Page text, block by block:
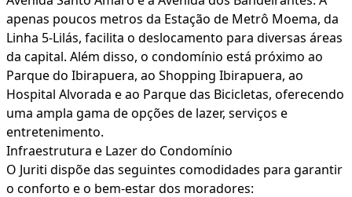
apenas poucos metros da Estação de Metrô Moema, da
Linha 5-Lilás, facilita o deslocamento para diversas áreas
da capital. Além disso, o condomínio está próximo ao
Parque do Ibirapuera, ao Shopping Ibirapuera, ao
Hospital Alvorada e ao Parque das Bicicletas, oferecendo
uma ampla gama de opções de lazer, serviços e
entretenimento.
Infraestrutura e Lazer do Condomínio
O Juriti dispõe das seguintes comodidades para garantir
o conforto e o bem-estar dos moradores: